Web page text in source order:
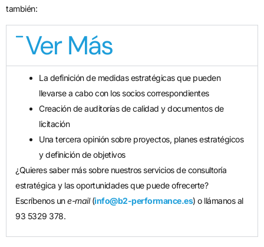
también:
Ver Más
La definición de medidas estratégicas que pueden
llevarse a cabo con los socios correspondientes
Creación de auditorías de calidad y documentos de
licitación
Una tercera opinión sobre proyectos, planes estratégicos
y definición de objetivos
¿Quieres saber más sobre nuestros servicios de consultoría
estratégica y las oportunidades que puede ofrecerte?
Escríbenos une-mail(info@b2-performance.es) o llámanos al
93 5329 378.